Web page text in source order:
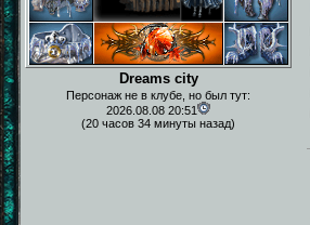
Dreams city
Персонаж не в клубе, но был тут:
2026.08.08 20:51
(20 часов 34 минуты назад)